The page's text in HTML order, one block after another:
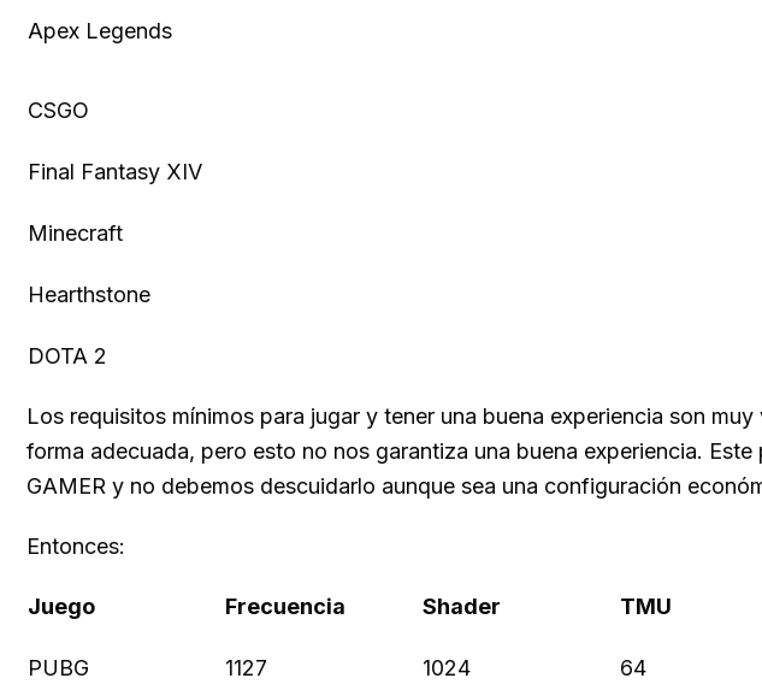
Apex Legends
CSGO
Final Fantasy XIV
Minecraft
Hearthstone
DOTA 2
Los requisitos mínimos para jugar y tener una buena experiencia son
forma adecuada, pero esto no nos garantiza una buena experiencia.
GAMER y no debemos descuidarlo aunque sea una configuración
Entonces:
Juego Frecuencia Shader TMU
PUBG 1127 1024 64